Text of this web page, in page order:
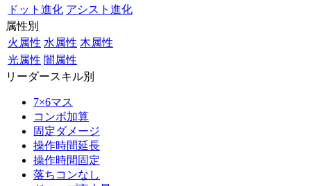
ドット進化 アシスト進化
属性別
火属性 水属性 木属性
光属性 闇属性
リーダースキル別
7×6マス
コンボ加算
固定ダメージ
操作時間延長
操作時間固定
落ちコンなし